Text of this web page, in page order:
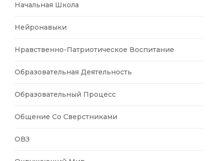
Начальная Школа
Нейронавыки
Нравственно-Патриотическое Воспитание
Образовательная Деятельность
Образовательный Процесс
Общение Со Сверстниками
ОВЗ